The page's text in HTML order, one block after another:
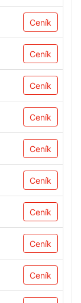
Ceník
Ceník
Ceník
Ceník
Ceník
Ceník
Ceník
Ceník
Ceník